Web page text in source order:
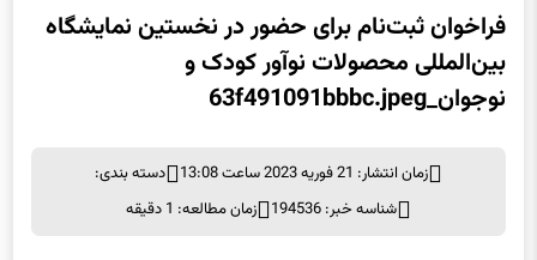
فراخوان ثبت‌نام برای حضور در نخستین نمایشگاه
بین‌المللی محصولات نوآور کودک و
نوجوان_63f491091bbbc.jpeg
زمان انتشار: 21 فوریه 2023 ساعت 13:08
دسته بندی:
شناسه خبر: 194536
زمان مطالعه: 1 دقیقه